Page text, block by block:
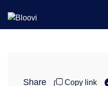
Share Copy link